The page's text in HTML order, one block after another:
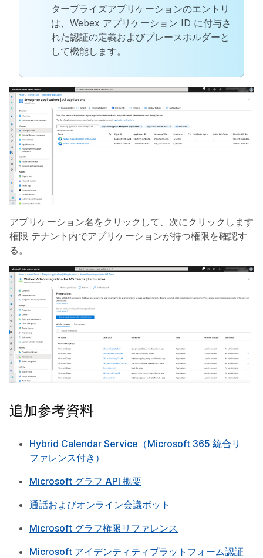
タープライズアプリケーションのエントリ
は、Webex アプリケーション ID に付与さ
れた認証の定義およびプレースホルダーと
して機能します。
アプリケーション名をクリックして、次にクリックします
権限 テナント内でアプリケーションが持つ権限を確認す
る。
追加参考資料
Hybrid Calendar Service（Microsoft 365 統合リ
ファレンス付き）
Microsoft グラフ API 概要
通話およびオンライン会議ボット
Microsoft グラフ権限リファレンス
Microsoft アイデンティティプラットフォーム認証